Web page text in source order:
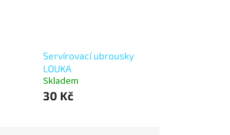
Servírovací ubrousky
LOUKA
Skladem
30 Kč